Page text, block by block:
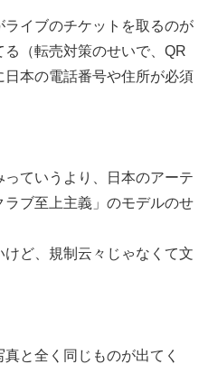
イブのチケットを取るのが
（転売対策のせいで、QR
本の電話番号や住所が必須
ていうより、日本のアーテ
ラブ至上主義」のモデルのせ
ど、規制云々じゃなくて文
と全く同じものが出てく